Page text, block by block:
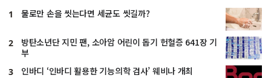
1 물로만 손을 씻는다면 세균도 씻길까?
2
방탄소년단 지민 팬, 소아암 어린이 돕기 헌혈증 641장 기
부
3 인바디 ‘인바디 활용한 기능의학 검사’ 웨비나 개최